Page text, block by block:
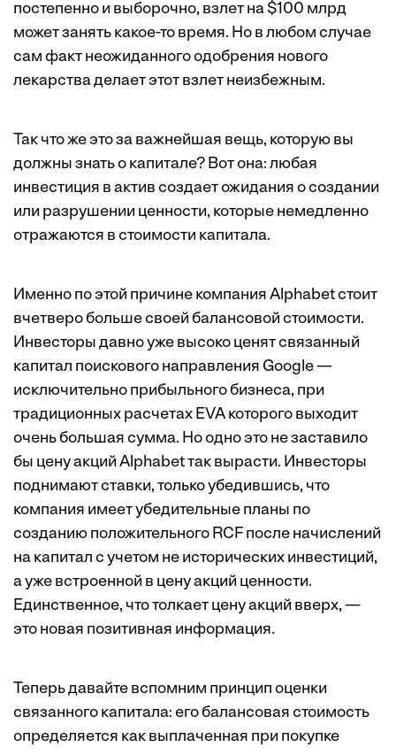
постепенно и выборочно, взлет на $100 млрд
может занять какое-то время. Но в любом случае
сам факт неожиданного одобрения нового
лекарства делает этот взлет неизбежным.
Так что же это за важнейшая вещь, которую вы
должны знать о капитале? Вот она: любая
инвестиция в актив создает ожидания о создании
или разрушении ценности, которые немедленно
отражаются в стоимости капитала.
Именно по этой причине компания Alphabet стоит
вчетверо больше своей балансовой стоимости.
Инвесторы давно уже высоко ценят связанный
капитал поискового направления Google —
исключительно прибыльного бизнеса, при
традиционных расчетах EVA которого выходит
очень большая сумма. Но одно это не заставило
бы цену акций Alphabet так вырасти. Инвесторы
поднимают ставки, только убедившись, что
компания имеет убедительные планы по
созданию положительного RCF после начислений
на капитал с учетом не исторических инвестиций,
а уже встроенной в цену акций ценности.
Единственное, что толкает цену акций вверх, —
это новая позитивная информация.
Теперь давайте вспомним принцип оценки
связанного капитала: его балансовая стоимость
определяется как выплаченная при покупке